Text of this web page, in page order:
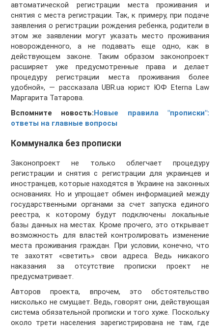
автоматической регистрации места проживания и
снятия с места регистрации. Так, к примеру, при подаче
заявления о регистрации рождения ребенка, родители в
этом же заявлении могут указать место проживания
новорожденного, а не подавать еще одно, как в
действующем законе. Таким образом законопроект
расширяет уже предусмотренные права и делает
процедуру регистрации места проживания более
удобной», — рассказала UBR.ua юрист ЮФ Eterna Law
Маргарита Татарова.
Вспомните новость:Новые правила "прописки":
ответы на главные вопросы
Коммуналка без прописки
Законопроект не только облегчает процедуру
регистрации и снятия с регистрации для украинцев и
иностранцев, которые находятся в Украине на законных
основаниях. Но и упрощает обмен информацией между
государственными органами за счет запуска единого
реестра, к которому будут подключены локальные
базы данных на местах. Кроме прочего, это открывает
возможность для властей контролировать изменение
места проживания граждан. При условии, конечно, что
те захотят «светить» свои адреса. Ведь никакого
наказания за отсутствие прописки проект не
предусматривает.
Авторов проекта, впрочем, это обстоятельство
нисколько не смущает. Ведь, говорят они, действующая
система обязательной прописки и того хуже. Поскольку
около трети населения зарегистрирована не там, где